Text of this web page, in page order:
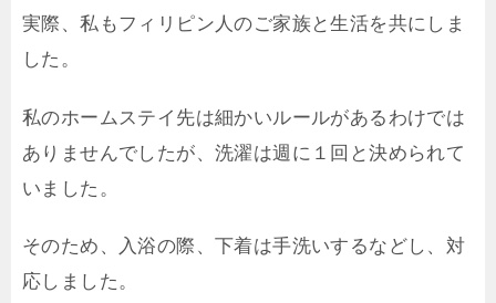
実際、私もフィリピン人のご家族と生活を共にしま
した。
私のホームステイ先は細かいルールがあるわけでは
ありませんでしたが、洗濯は週に１回と決められて
いました。
そのため、入浴の際、下着は手洗いするなどし、対
応しました。